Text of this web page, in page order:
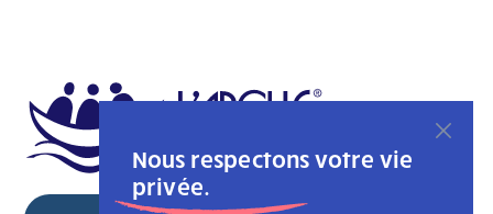
Nous respectons votre vie
privée.